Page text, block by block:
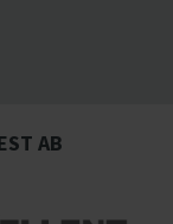
AB